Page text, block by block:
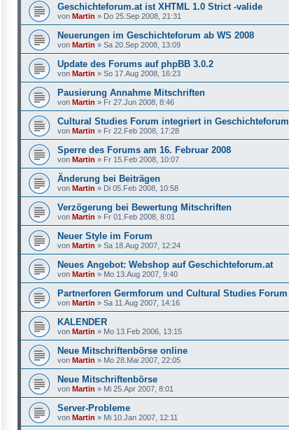
Geschichteforum.at ist XHTML 1.0 Strict -valide
von Martin » Do 25.Sep 2008, 21:31
Neuerungen im Geschichteforum ab WS 2008
von Martin » Sa 20.Sep 2008, 13:09
Update des Forums auf phpBB 3.0.2
von Martin » So 17.Aug 2008, 16:23
Pausierung Annahme Mitschriften
von Martin » Fr 27.Jun 2008, 8:46
Cultural Studies Forum integriert in Geschichteforum
von Martin » Fr 22.Feb 2008, 17:28
Sperre des Forums am 16. Februar 2008
von Martin » Fr 15.Feb 2008, 10:07
Änderung bei Beiträgen
von Martin » Di 05.Feb 2008, 10:58
Verzögerung bei Bewertung Mitschriften
von Martin » Fr 01.Feb 2008, 8:01
Neuer Style im Forum
von Martin » Sa 18.Aug 2007, 12:24
Neues Angebot: Webshop auf Geschichteforum.at
von Martin » Mo 13.Aug 2007, 9:40
Partnerforen Germforum und Cultural Studies Forum
von Martin » Sa 11.Aug 2007, 14:16
KALENDER
von Martin » Mo 13.Feb 2006, 13:15
Neue Mitschriftenbörse online
von Martin » Mo 28.Mai 2007, 22:05
Neue Mitschriftenbörse
von Martin » Mi 25.Apr 2007, 8:01
Server-Probleme
von Martin » Mi 10.Jan 2007, 12:11